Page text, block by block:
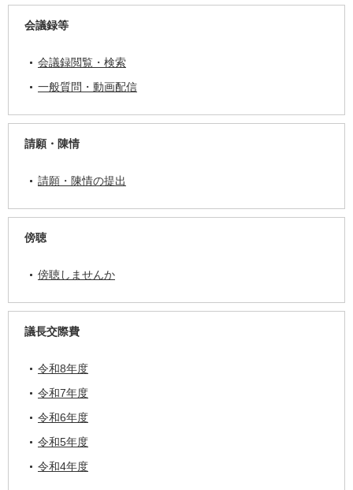
会議録等
会議録閲覧・検索
一般質問・動画配信
請願・陳情
請願・陳情の提出
傍聴
傍聴しませんか
議長交際費
令和8年度
令和7年度
令和6年度
令和5年度
令和4年度